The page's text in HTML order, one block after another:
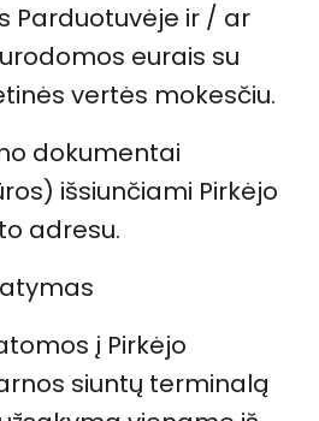
Parduotuvėje ir / ar
eurais su
vertės mokesčiu.
dokumentai
išsiunčiami Pirkėjo
adresu.
į Pirkėjo
siuntų terminalą